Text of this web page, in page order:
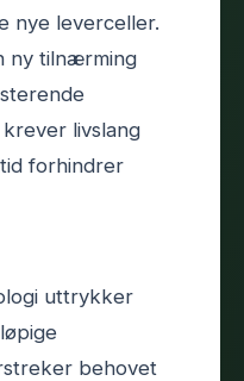
nye leverceller.
ny tilnærming
livslang
forhindrer
uttrykker
behovet